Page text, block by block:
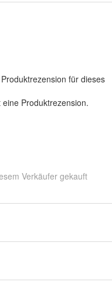
für dieses
Produktrezension.
Verkäufer gekauft